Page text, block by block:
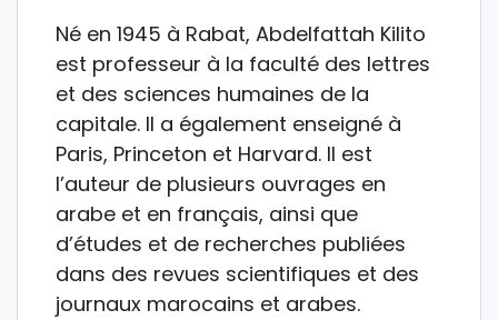
Né en 1945 à Rabat, Abdelfattah Kilito
est professeur à la faculté des lettres
et des sciences humaines de la
capitale. Il a également enseigné à
Paris, Princeton et Harvard. Il est
l’auteur de plusieurs ouvrages en
arabe et en français, ainsi que
d’études et de recherches publiées
dans des revues scientifiques et des
journaux marocains et arabes.